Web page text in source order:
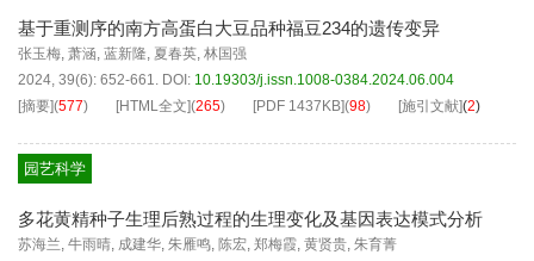
基于重测序的南方高蛋白大豆品种福豆234的遗传变异
张玉梅, 萧涵, 蓝新隆, 夏春英, 林国强
2024, 39(6): 652-661. DOI: 10.19303/j.issn.1008-0384.2024.06.004
[摘要](577) [HTML全文](265) [PDF 1437KB](98) [施引文献](2)
园艺科学
多花黄精种子生理后熟过程的生理变化及基因表达模式分析
苏海兰, 牛雨晴, 成建华, 朱雁鸣, 陈宏, 郑梅霞, 黄贤贵, 朱育菁